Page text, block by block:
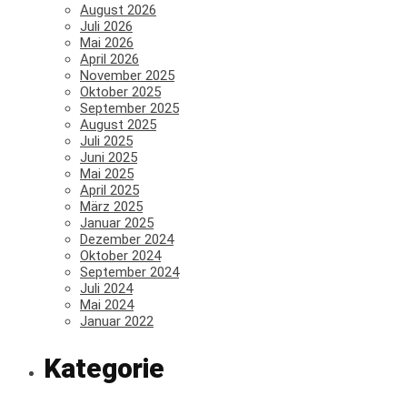
August 2026
Juli 2026
Mai 2026
April 2026
November 2025
Oktober 2025
September 2025
August 2025
Juli 2025
Juni 2025
Mai 2025
April 2025
März 2025
Januar 2025
Dezember 2024
Oktober 2024
September 2024
Juli 2024
Mai 2024
Januar 2022
Kategorie